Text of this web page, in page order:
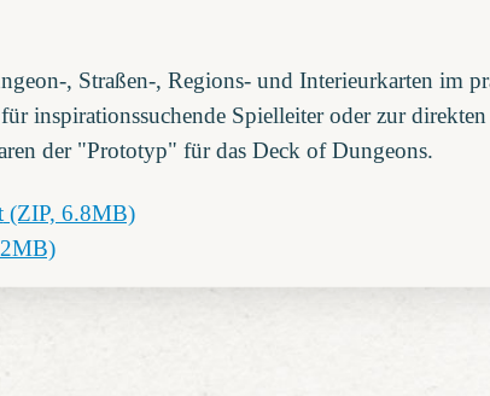
, Straßen-, Regions- und Interieurkarten im
inspirationssuchende Spielleiter oder zur
der "Prototyp" für das Deck of Dungeons.
(ZIP, 6.8MB)